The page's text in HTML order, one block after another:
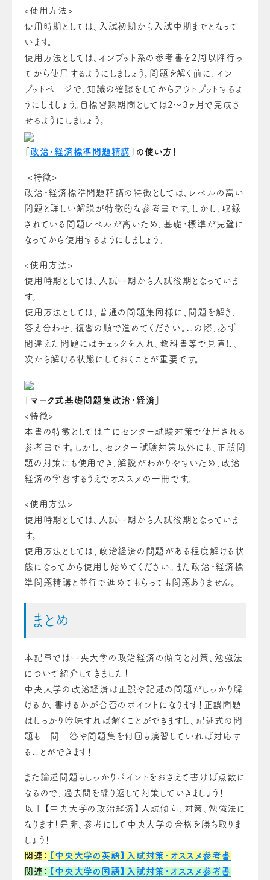
<使用方法>
使用時期としては、入試初期から入試中期までとなって
います。
使用方法としては、インプット系の参考書を2周以降行っ
てから使用するようにしましょう。問題を解く前に、イン
プットページで、知識の確認をしてからアウトプットするよ
うにしましょう。目標習熟期間としては2〜3ヶ月で完成さ
せるようにしましょう。
政治・経済標準問題精講 」の使い方！
<特徴>
政治・経済標準問題精講の特徴としては、レベルの高い
問題と詳しい解説が特徴的な参考書です。しかし、収録
されている問題レベルが高いため、基礎・標準が完璧に
なってから使用するようにしましょう。
<使用方法>
使用時期としては、入試中期から入試後期となっていま
す。
使用方法としては、普通の問題集同様に、問題を解き、
答え合わせ、復習の順で進めてください。この際、必ず
間違えた問題にはチェックを入れ、教科書等で見直し、
次から解ける状態にしておくことが重要です。
「マーク式基礎問題集政治・経済」
<特徴>
本書の特徴としては主にセンター試験対策で使用される
参考書です。しかし、センター試験対策以外にも、正誤問
題の対策にも使用でき、解説がわかりやすいため、政治
経済の学習するうえでオススメの一冊です。
<使用方法>
使用時期としては、入試中期から入試後期となっていま
す。
使用方法としては、政治経済の問題がある程度解ける状
態になってから使用し始めてください。また政治・経済標
準問題精講と並行で進めてもらっても問題ありません。
まとめ
本記事では中央大学の政治経済の傾向と対策、勉強法
について紹介してきました！
中央大学の政治経済は正誤や記述の問題がしっかり解
けるか、書けるかが合否のポイントになります！正誤問題
はしっかり吟味すれば解くことができますし、記述式の問
題も一問一答や問題集を何回も演習していれば対応す
ることができます！
また論述問題もしっかりポイントをおさえて書けば点数に
なるので、過去問を繰り返して対策していきましょう！
以上【中央大学の政治経済】入試傾向、対策、勉強法に
なります！ 是非、参考にして中央大学の合格を勝ち取りま
しょう！
関連： 【中央大学の英語】入試対策・オススメ参考書
関連： 【中央大学の国語】入試対策・オススメ参考書